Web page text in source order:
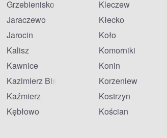
Grzebienisko
Jaraczewo
Jarocin
Kalisz
Kawnice
Kazimierz Biskupi
Kaźmierz
Kębłowo
Kleczew
Kłecko
Koło
Komorniki
Konin
Korzeniew
Kostrzyn
Kościan